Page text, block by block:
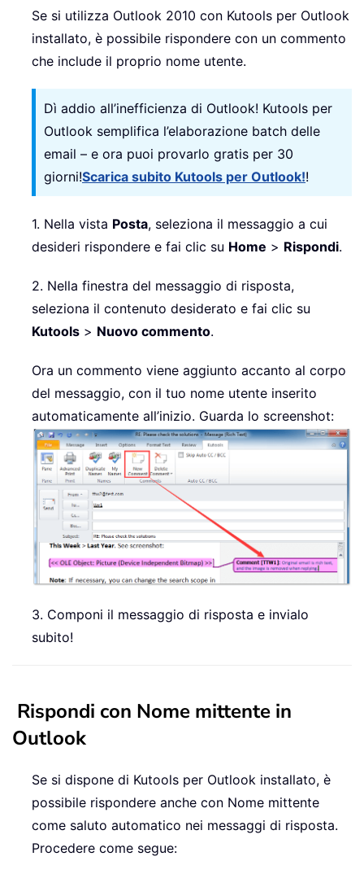
Se si utilizza Outlook 2010 con Kutools per Outlook
installato, è possibile rispondere con un commento
che include il proprio nome utente.
Dì addio all’inefficienza di Outlook! Kutools per
Outlook semplifica l’elaborazione batch delle
email – e ora puoi provarlo gratis per 30
giorni!Scarica subito Kutools per Outlook!!
1. Nella vista Posta, seleziona il messaggio a cui
desideri rispondere e fai clic su Home > Rispondi.
2. Nella finestra del messaggio di risposta,
seleziona il contenuto desiderato e fai clic su
Kutools > Nuovo commento.
Ora un commento viene aggiunto accanto al corpo
del messaggio, con il tuo nome utente inserito
automaticamente all’inizio. Guarda lo screenshot:
3. Componi il messaggio di risposta e invialo
subito!
Rispondi con Nome mittente in
Outlook
Se si dispone di Kutools per Outlook installato, è
possibile rispondere anche con Nome mittente
come saluto automatico nei messaggi di risposta.
Procedere come segue: